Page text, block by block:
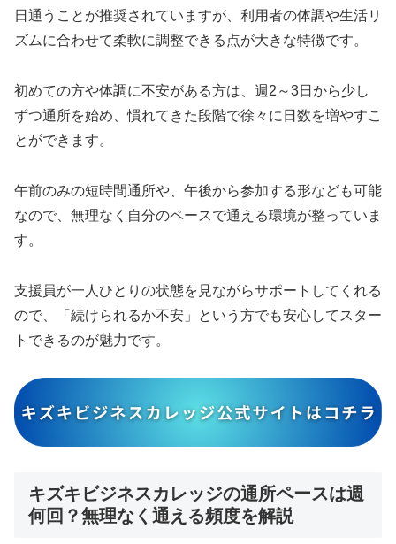
日通うことが推奨されていますが、利用者の体調や生活リ
ズムに合わせて柔軟に調整できる点が大きな特徴です。
初めての方や体調に不安がある方は、週2～3日から少し
ずつ通所を始め、慣れてきた段階で徐々に日数を増やすこ
とができます。
午前のみの短時間通所や、午後から参加する形なども可能
なので、無理なく自分のペースで通える環境が整っていま
す。
支援員が一人ひとりの状態を見ながらサポートしてくれる
ので、「続けられるか不安」という方でも安心してスター
トできるのが魅力です。
キズキビジネスカレッジの通所ペースは週
何回？無理なく通える頻度を解説